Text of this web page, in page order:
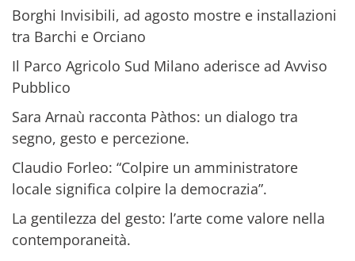
Borghi Invisibili, ad agosto mostre e installazioni
tra Barchi e Orciano
Il Parco Agricolo Sud Milano aderisce ad Avviso
Pubblico
Sara Arnaù racconta Pàthos: un dialogo tra
segno, gesto e percezione.
Claudio Forleo: “Colpire un amministratore
locale significa colpire la democrazia”.
La gentilezza del gesto: l’arte come valore nella
contemporaneità.